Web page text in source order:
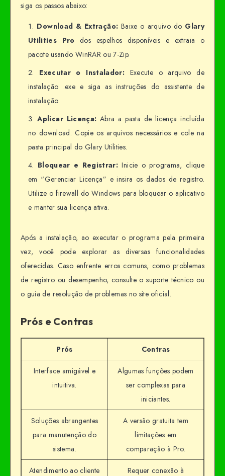
siga os passos abaixo:
Download & Extração: Baixe o arquivo do Glary
Utilities Pro dos espelhos disponíveis e extraia o
pacote usando WinRAR ou 7-Zip.
Executar o Instalador: Execute o arquivo de
instalação .exe e siga as instruções do assistente de
instalação.
Aplicar Licença: Abra a pasta de licença incluída
no download. Copie os arquivos necessários e cole na
pasta principal do Glary Utilities.
Bloquear e Registrar: Inicie o programa, clique
em “Gerenciar Licença” e insira os dados de registro.
Utilize o firewall do Windows para bloquear o aplicativo
e manter sua licença ativa.
Após a instalação, ao executar o programa pela primeira
vez, você pode explorar as diversas funcionalidades
oferecidas. Caso enfrente erros comuns, como problemas
de registro ou desempenho, consulte o suporte técnico ou
o guia de resolução de problemas no site oficial.
Prós e Contras
Prós Contras
Interface amigável e
intuitiva.
Algumas funções podem
ser complexas para
iniciantes.
Soluções abrangentes
para manutenção do
sistema.
A versão gratuita tem
limitações em
comparação à Pro.
Atendimento ao cliente
Requer conexão à